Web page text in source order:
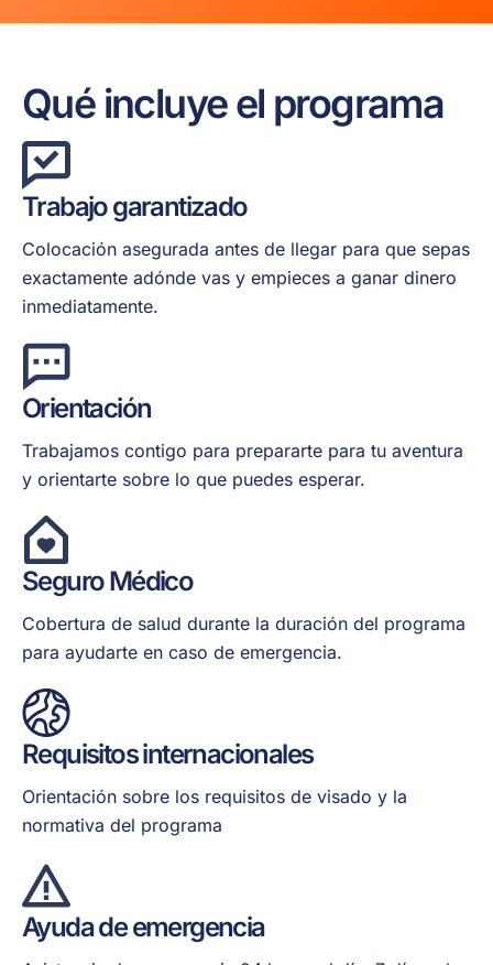
Qué incluye el programa
Trabajo garantizado
Colocación asegurada antes de llegar para que sepas
exactamente adónde vas y empieces a ganar dinero
inmediatamente.
Orientación
Trabajamos contigo para prepararte para tu aventura
y orientarte sobre lo que puedes esperar.
Seguro Médico
Cobertura de salud durante la duración del programa
para ayudarte en caso de emergencia.
Requisitos internacionales
Orientación sobre los requisitos de visado y la
normativa del programa
Ayuda de emergencia